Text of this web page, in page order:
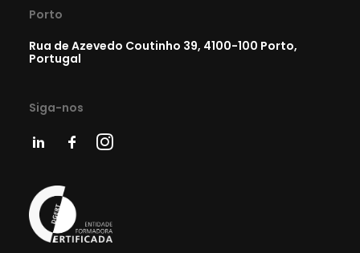
Porto
Rua de Azevedo Coutinho 39, 4100-100 Porto,
Portugal
Siga-nos